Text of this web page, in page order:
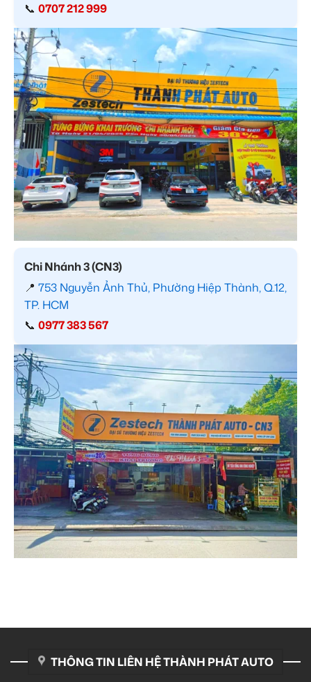
📞 0707 212 999
Chi Nhánh 3 (CN3)
📍 753 Nguyễn Ảnh Thủ, Phường Hiệp Thành, Q.12,
TP. HCM
📞 0977 383 567
THÔNG TIN LIÊN HỆ THÀNH PHÁT AUTO